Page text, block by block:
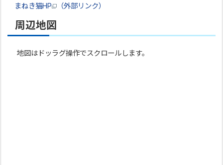
まねき猫HP （外部リンク）
周辺地図
地図はドッラグ操作でスクロールします。